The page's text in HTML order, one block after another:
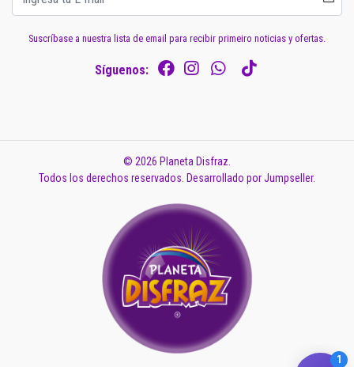
Suscríbase a nuestra lista de email para recibir primeiro noticias y ofertas.
Síguenos:
© 2026 Planeta Disfraz.
Todos los derechos reservados. Desarrollado por Jumpseller.